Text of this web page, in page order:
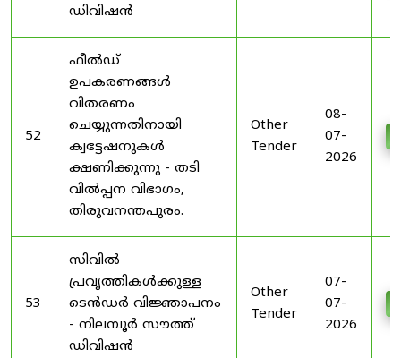
ഡിവിഷൻ
52
ഫീൽഡ്
ഉപകരണങ്ങൾ
വിതരണം
ചെയ്യുന്നതിനായി
ക്വട്ടേഷനുകൾ
ക്ഷണിക്കുന്നു - തടി
വിൽപ്പന വിഭാഗം,
തിരുവനന്തപുരം.
Other
Tender
08-
07-
2026
53
സിവിൽ
പ്രവൃത്തികൾക്കുള്ള
ടെൻഡർ വിജ്ഞാപനം
- നിലമ്പൂർ സൗത്ത്
ഡിവിഷൻ
Other
Tender
07-
07-
2026